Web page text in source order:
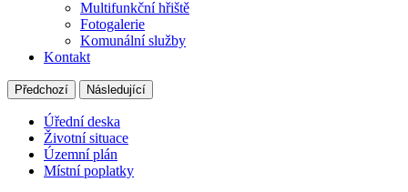
Multifunkční hřiště
Fotogalerie
Komunální služby
Kontakt
Předchozí Následující
Úřední deska
Životní situace
Územní plán
Místní poplatky